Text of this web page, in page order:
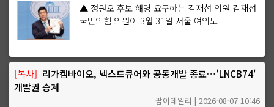
▲ 정원오 후보 해명 요구하는 김재섭 의원 김재섭
국민의힘 의원이 3월 31일 서울 여의도
[복사] 리가켐바이오, 넥스트큐어와 공동개발 종료…'LNCB74'
개발권 승계
팜이데일리 | 2026-08-07 10:46